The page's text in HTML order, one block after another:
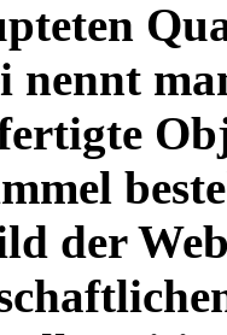
nennt
der